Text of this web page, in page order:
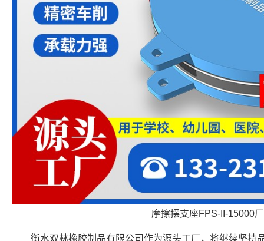
摩擦摆支座FPS-II-15000
衡水双林橡胶制品有限公司作为源头工厂，将继续坚持